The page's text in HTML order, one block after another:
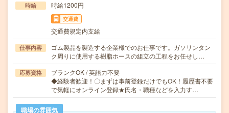
時給 時給1200円
交通費
交通費規定内支給
仕事内容
ゴム製品を製造する企業様でのお仕事です。ガソリンタン
ク周りに使用する樹脂ホースの組立の工程をお任せし…
応募資格
ブランクOK / 英語力不要
◆経験者歓迎！〇まずは事前登録だけでもOK！履歴書不要
で気軽にオンライン登録★氏名・職種などを入力す…
職場の雰囲気